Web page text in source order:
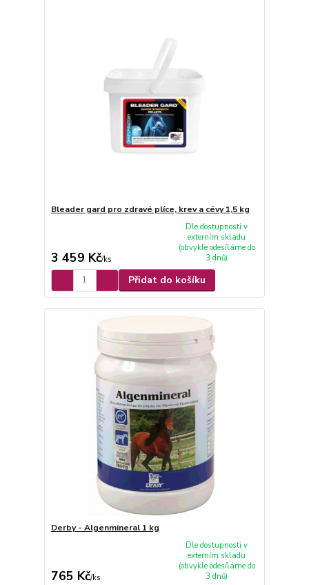
Bleader gard pro zdravé plíce, krev a cévy 1,5 kg
3 459 Kč/ks
Dle dostupnosti v
externím skladu
(obvykle odesíláme do
3 dnů)
Přidat do košíku
Derby - Algenmineral 1 kg
765 Kč/ks
Dle dostupnosti v
externím skladu
(obvykle odesíláme do
3 dnů)